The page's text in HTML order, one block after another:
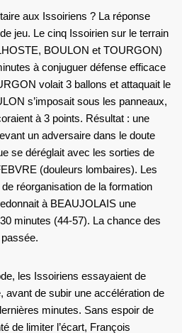
aux Issoiriens ? La réponse
jeu. Le cinq Issoirien sur le terrain
BOULON et TOURGON)
à conjuguer défense efficace
volait 3 ballons et attaquait le
s’imposait sous les panneaux,
à 3 points. Résultat : une
un adversaire dans le doute
se déréglait avec les sorties de
(douleurs lombaires). Les
réorganisation de la formation
à BEAUJOLAIS une
minutes (44-57). La chance des
les Issoiriens essayaient de
avant de subir une accélération de
minutes. Sans espoir de
de limiter l’écart, François